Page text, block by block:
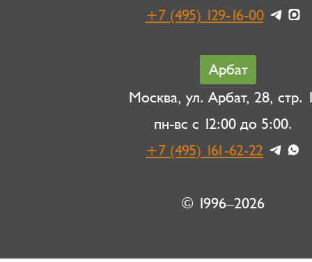
+7 (495) 129-16-00
Арбат
Москва, ул. Арбат, 28, стр.
пн-вс с 12:00 до 5:00.
+7 (495) 161-62-22
© 1996–2026